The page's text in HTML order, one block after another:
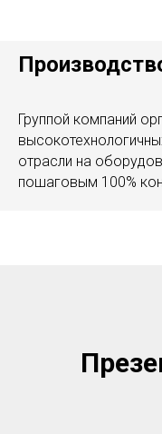
Группой компаний
отрасли на
пошаговым 100%